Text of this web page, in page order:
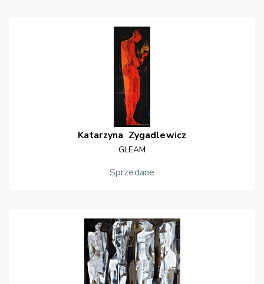
Katarzyna Zygadlewicz
GLEAM
Sprzedane